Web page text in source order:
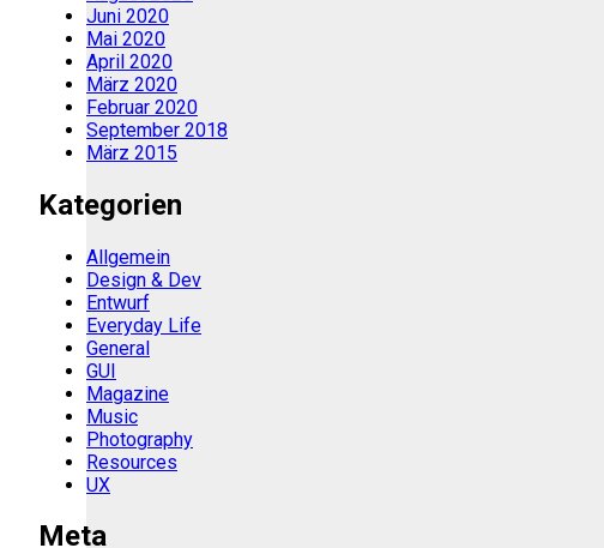
Juni 2020
Mai 2020
April 2020
März 2020
Februar 2020
September 2018
März 2015
Kategorien
Allgemein
Design & Dev
Entwurf
Everyday Life
General
GUI
Magazine
Music
Photography
Resources
UX
Meta